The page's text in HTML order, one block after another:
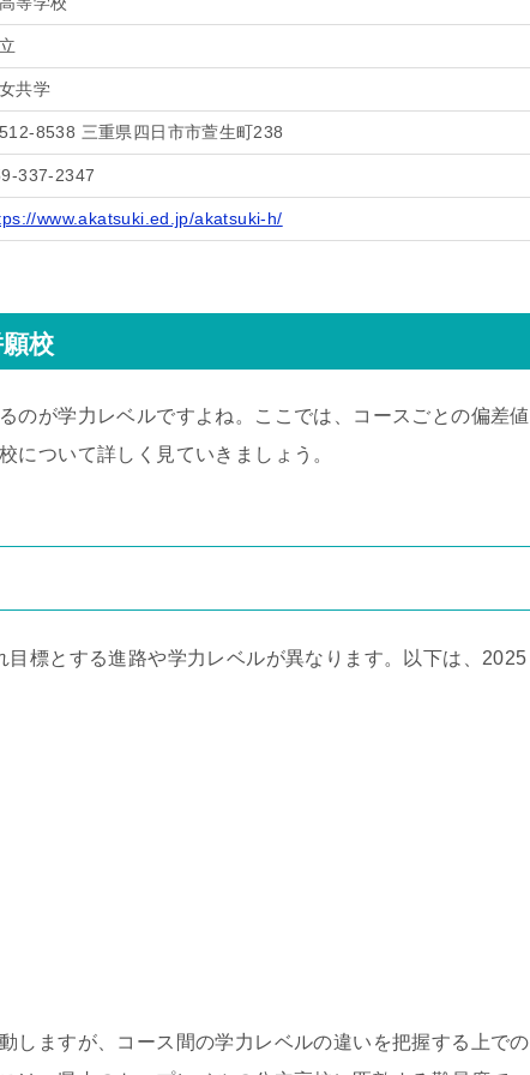
共学
8538 三重県四日市市萱生町238
337-2347
www.akatsuki.ed.jp/akatsuki-h/
校
のが学力レベルですよね。ここでは、コースごとの偏差値
について詳しく見ていきましょう。
標とする進路や学力レベルが異なります。以下は、2025
しますが、コース間の学力レベルの違いを把握する上での